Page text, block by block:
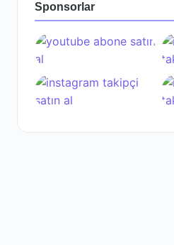
Sponsorlar